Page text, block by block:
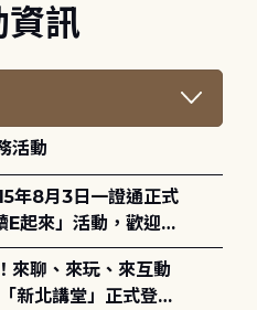
資訊
活動
起來」活動，歡迎踴
4日)。
新北講堂」正式登